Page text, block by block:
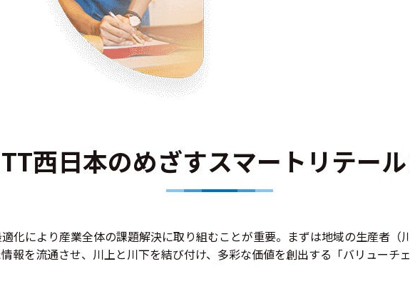
西日本のめざすスマートリテー
化により産業全体の課題解決に取り組むことが重要。まずは地域の生産者
報を流通させ、川上と川下を結び付け、多彩な価値を創出する「バリューチ